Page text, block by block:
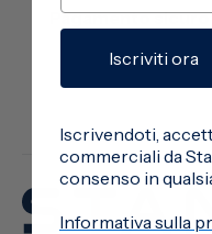
Pagamento sicuro
Iscriviti ora
Iscrivendoti,
commerciali da
consenso in
Informativa sulla